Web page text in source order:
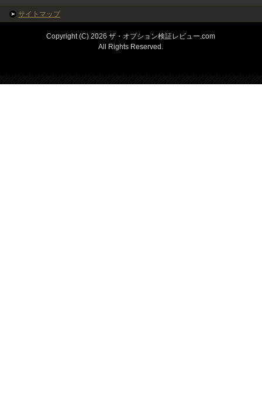
サイトマップ
Copyright (C) 2026 ザ・オプション検証レビュー.com
All Rights Reserved.